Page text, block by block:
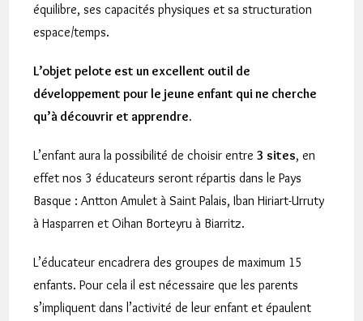
équilibre, ses capacités physiques et sa structuration
espace/temps.
L’objet pelote est un excellent outil de
développement pour le jeune enfant qui ne cherche
qu’à découvrir et apprendre.
L’enfant aura la possibilité de choisir entre3 sites, en
effet nos 3 éducateurs seront répartis dans le Pays
Basque : Antton Amulet à Saint Palais, Iban Hiriart-Urruty
à Hasparren et Oihan Borteyru à Biarritz.
L’éducateur encadrera des groupes de maximum 15
enfants. Pour cela il est nécessaire que les parents
s’impliquent dans l’activité de leur enfant et épaulent